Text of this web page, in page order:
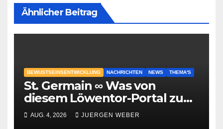
Ähnlicher Beitrag
BEWUSTSEINSENTWICKLUNG NACHRICHTEN NEWS THEMA'S
St. Germain ∞ Was von
diesem Löwentor-Portal zu
erwarten ist
AUG. 4, 2026 JUERGEN WEBER